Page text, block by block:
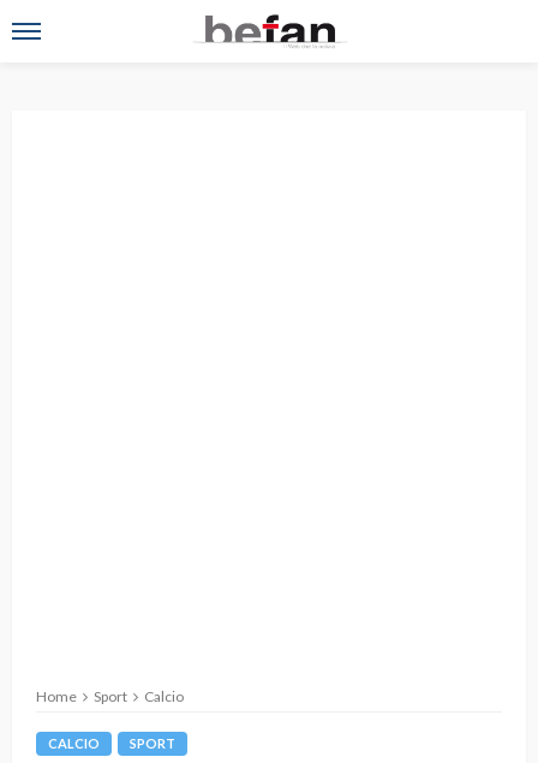
Home Sport Calcio
CALCIO SPORT